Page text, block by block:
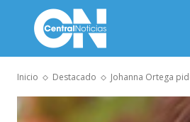
Inicio Destacado Johanna Ortega